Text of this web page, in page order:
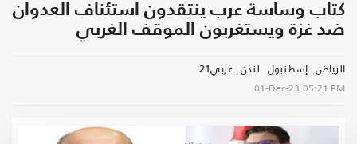
كتاب وساسة عرب ينتقدون استئناف العدوان
ضد غزة ويستغربون الموقف الغربي
الرياض ـ إسطنبول ـ لندن ـ عربي21
01-Dec-23 05:21 PM